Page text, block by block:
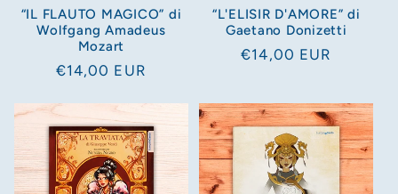
“IL FLAUTO MAGICO” di
Wolfgang Amadeus
Mozart
Prezzo
listino
€14,00 EUR
“L'ELISIR D'AMORE” di
Gaetano Donizetti
Prezzo
€14,00 EUR